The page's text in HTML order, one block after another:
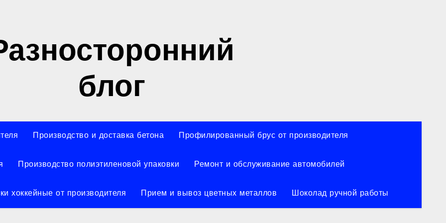
блог
Производство и доставка бетона Профилированный брус от производителя
Производство полиэтиленовой упаковки Ремонт и обслуживание автомобилей
хоккейные от производителя Прием и вывоз цветных металлов Шоколад ручной работы